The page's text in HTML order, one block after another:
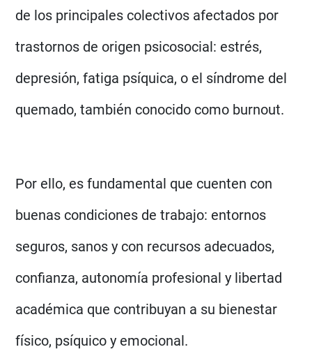
de los principales colectivos afectados por
trastornos de origen psicosocial: estrés,
depresión, fatiga psíquica, o el síndrome del
quemado, también conocido como burnout.
Por ello, es fundamental que cuenten con
buenas condiciones de trabajo: entornos
seguros, sanos y con recursos adecuados,
confianza, autonomía profesional y libertad
académica que contribuyan a su bienestar
físico, psíquico y emocional.